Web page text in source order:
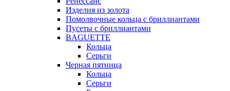
Изделия из золота
Помолвочные кольца с бриллиантами
Пусеты с бриллиантами
BAGUETTE
Кольца
Серьги
Черная пятница
Кольца
Серьги